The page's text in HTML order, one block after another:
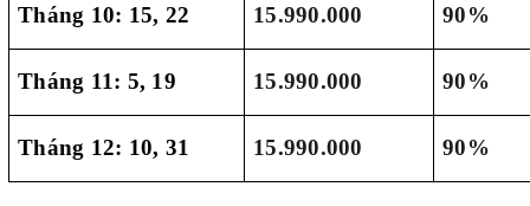
Tháng 10: 15, 22 15.990.000 90%
Tháng 11: 5, 19 15.990.000 90%
Tháng 12: 10, 31 15.990.000 90%